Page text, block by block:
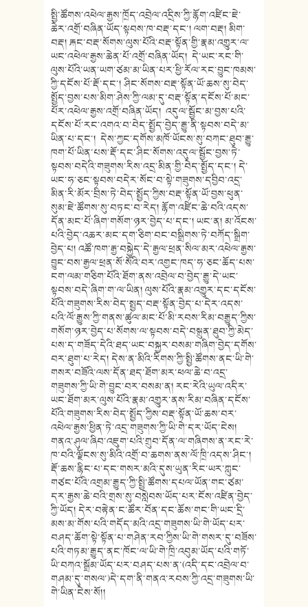
སྤྱི་ཚོགས་འཕེལ་རྒྱས་ཁྲོད་འབྲེལ་འདྲིས་ཀྱི་རྙོག་འཛིང་ཇེ་
ཆེར་འགྲོ་བཞིན་ཡོད་སྟབས་ཁ་བརྡ་དང་། ལག་བརྡ། མིག་
བརྡ། རྐང་བརྡ་སོགས་ལུས་པོའི་བརྡ་སྟོན་གྱི་རྣམ་འགྱུར་ལ་
ཡང་འཕེལ་རྒྱས་ཆེན་པོ་འགྲོ་བཞིན་ཡོད། དེ་ཡང་རང་གི་
ལུས་པོའི་ཡན་ཡག་ཙམ་མ་ཡིན་པར་ཕྱི་རོལ་རང་བྱུང་ཁམས་
ཀྱི་དངོས་པོ་རྡོ་དང་། ཤིང་སོགས་བརྡ་སྟོན་ཡོ་ཆས་སུ་བེད་
སྤྱོད་བྱས་པས་མིག་ཤེས་ཀྱི་ལམ་དུ་བརྡ་སྟོན་དངོས་པོ་མང་
པོར་འཕེལ་རྒྱས་འགྲོ་བཞིན་ཡོད། འདུལ་སྦྱོང་མ་བྱས་པའི་
དངོས་པོ་རང་འགའ་བ་བེད་སྤྱོད་བྱེད་རྒྱུ་ནི་སྟབས་བདེ་མ་
ཡིན་པ་དང་། དེས་ཀྱང་དགོས་མཁོ་ཡོངས་སུ་བཀང་ཐུབ་རྒྱུ་
ཁག་པོ་ཡིན་པས་རྡོ་དང་ཤིང་སོགས་འདུལ་སྦྱོང་བྱས་ཏེ་
སྟབས་བདེའི་གཟུགས་རིས་འདྲ་མིན་གྱི་བེད་སྤྱོད་དང་། དེ་
ཡང་ཧ་ཅང་སྟབས་བདེར་སོང་བ་སྟེ་གཟུགས་དབྱིབ་འདྲ་
མིན་རི་མོར་བྲིས་ཏེ་བེད་སྤྱོད་ཀྱིས་བརྡ་སྟོན་ཡོ་བྱས་ཕུན་
སུམ་ཇེ་ཚོགས་སུ་བཏང་བ་རེད། རྙོག་འཛིང་ཆེ་བའི་འདས་
དོན་མང་པོ་ཞིག་གསོག་ཉར་བྱེད་པ་དང་། ཡང་ན། མ་འོངས་
པའི་བྱེད་འཆར་མང་དག་ཅིག་བང་བསྒྲིགས་ཏེ་བཀོད་སྒྲིག་
བྱེད་པ། འཚོ་ཁག་རྒྱ་བསྐྱེད་དེ་རྒྱལ་ཕྲན་སིལ་མར་འཕེལ་རྒྱས་
བྱུང་བས་རྒྱལ་ཕྲན་སོ་སོའི་བར་འགྱང་ཁད་ཧ་ཅང་ཆོད་པས་
ངག་ལམ་གཅིག་པོའི་ཐོག་ནས་འབྲེལ་བ་བྱེད་རྒྱུ་དེ་ཡང་
སྟབས་བདེ་ཞིག་ག་ལ་ཡིན། ལུས་པོའི་རྣམ་འགྱུར་དང་དངོས་
པོའི་གཟུགས་རིས་བེད་སྤྱད་བརྡ་སྟོན་བྱེད་པ་དེར་འདས་
པའི་ལོ་རྒྱུས་ཀྱི་གནས་ཚུལ་མང་པོ་མི་རབས་རིམ་བརྒྱུད་ཀྱིས་
གསོག་ཉར་བྱེད་པ་སོགས་ལ་སྟབས་བདེ་བསྐྲུན་ཐུབ་ཀྱི་མེད་
པས་ད་གཟོད་དེའི་ཐད་ཡང་བསྐྱར་བསམ་གཞིག་བྱེད་དགོས་
བར་ཐུག་པ་རེད། དེས་ན་མིའི་རིགས་ཀྱི་སྤྱི་ཚོགས་ནང་ཡི་གེ་
གསར་བཟོའི་ལས་དོན་ཐད་ཐོག་མར་ཕལ་ཆེ་བ་འདྲ་
གཟུགས་ཀྱི་ཡི་གེ་བྱུང་བར་བསམ་ན། རང་རེའི་ཡུལ་འདིར་
ཡང་ཐོག་མར་ལུས་པོའི་རྣམ་འགྱུར་ནས་རིམ་བཞིན་དངོས་
པོའི་གཟུགས་རིས་བེད་སྤྱོད་ཀྱིས་བརྡ་སྟོན་ཡོ་ཆས་བར་
འཕེལ་རྒྱས་ཕྱིན་ཏེ་འདྲ་གཟུགས་ཀྱི་ཡི་གེ་དར་ཡོད་ངེས།
གནའ་ཤུལ་ཞིབ་འཇུག་པའི་གྲུབ་དོན་ལ་གཞིགས་ན་རང་རེ་
ཁ་བའི་ལྗོངས་སུ་མིའི་འགྲོ་བ་ཆགས་ནས་ལོ་ཁྲི་འདས་ཤིང་།
རྡོ་ཆས་རྙིང་པ་དང་གསར་མའི་དུས་ཡུན་རིང་ཡར་ཀླུང་
གཙང་པོའི་འགྲམ་རྒྱུད་ཀྱི་སྤྱི་ཚོགས་དཔལ་ཡོན་གང་ཙམ་
དར་རྒྱས་ཆེ་བའི་གྲས་སུ་བསླེབས་ཡོད་པར་ངོས་འཛིན་བྱེད་
ཀྱི་ཡོད། དེར་བརྟེན་ང་ཚོར་བོན་དང་ཆོས་གང་གི་ཡང་དྲི་
མས་མ་གོས་པའི་གདོད་མའི་འདྲ་གཟུགས་ཡི་གེ་ཡོད་པར་
བཤད་ཆོག་སྟེ་སྟོན་པ་གཤེན་རབ་ཀྱིས་ཡི་གེ་གསར་དུ་བཟོས་
པའི་གཏམ་རྒྱུད་ནང་ཁོང་ལ་ཡི་གེ་ཁྲི་འབུམ་ཡོད་པའི་གཏོ་
ཡི་བཀའ་སྒྲོམ་ཡོད་པར་བཤད་པས་ན་(འདི་དང་འབྲེལ་བ་
གཤམ་དུ་གསལ་)དེ་དག་ནི་གནའ་རབས་ཀྱི་འདྲ་གཟུགས་ཡི་
གེ་ཡིན་ངེས་སོ།།